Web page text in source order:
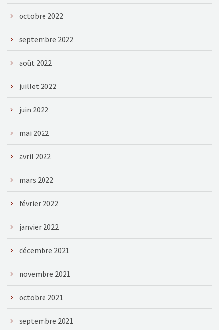
octobre 2022
septembre 2022
août 2022
juillet 2022
juin 2022
mai 2022
avril 2022
mars 2022
février 2022
janvier 2022
décembre 2021
novembre 2021
octobre 2021
septembre 2021